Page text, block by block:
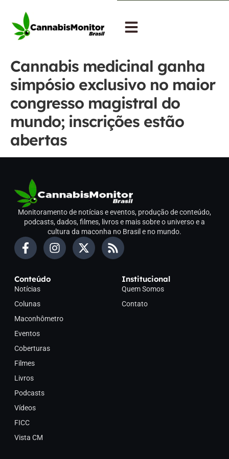
Cannabis medicinal ganha
simpósio exclusivo no maior
congresso magistral do
mundo; inscrições estão
abertas
Monitoramento de notícias e eventos, produção de conteúdo,
podcasts, dados, filmes, livros e mais sobre o universo e a
cultura da maconha no Brasil e no mundo.
Conteúdo
Notícias
Colunas
Maconhômetro
Eventos
Coberturas
Filmes
Livros
Podcasts
Vídeos
FICC
Vista CM
Institucional
Quem Somos
Contato